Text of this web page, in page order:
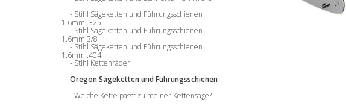
Stihl Sägeketten und Führungsschienen
1.6mm .325
Stihl Sägeketten und Führungsschienen
1.6mm 3/8
Stihl Sägeketten und Führungsschienen
1.6mm .404
Stihl Kettenräder
Oregon Sägeketten und Führungsschienen
Welche Kette passt zu meiner Kettensäge?